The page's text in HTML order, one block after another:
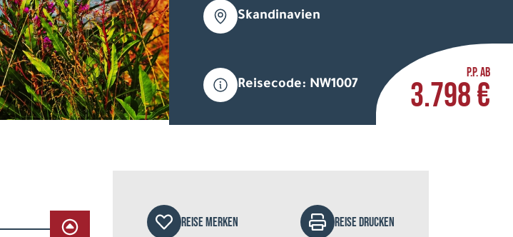
Skandinavien
Reisecode: NW1007
P.P. AB
3.798 €
REISE MERKEN REISE DRUCKEN